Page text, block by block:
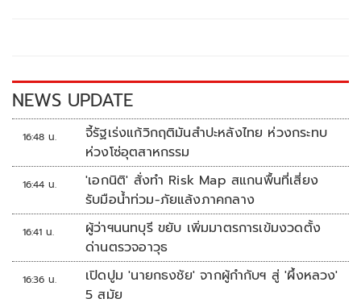
k k
NEWS UPDATE
16:48 น.
จี้รัฐเร่งแก้วิกฤติมันสำปะหลังไทย ห่วงกระทบ
ห่วงโซ่อุตสาหกรรม
16:44 น.
'เอกนิติ' สั่งทำ Risk Map สแกนพื้นที่เสี่ยง
รับมือน้ำท่วม-ภัยแล้งภาคกลาง
16:41 น.
ผู้ว่าฯนนทบุรี ขยับ เพิ่มมาตรการเข้มงวดตั้ง
ด่านตรวจอาวุธ
16:36 น.
เปิดปูม 'นายกธงชัย' จากผู้กำกับฯ สู่ 'ผึ้งหลวง'
5 สมัย